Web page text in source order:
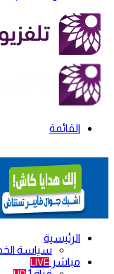
القائمة
الرئيسية
سياسة
مباشر LIVE